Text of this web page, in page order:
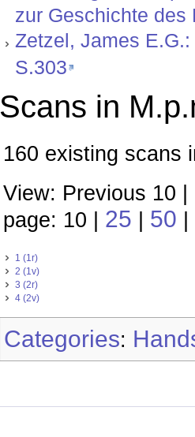
zur Geschichte des
Zetzel, James
S.303
Scans in
160 existing scans
View: Previous 10 |
page: 10 | 25 50
1 (1r)
2 (1v)
3 (2r)
4 (2v)
Categories: